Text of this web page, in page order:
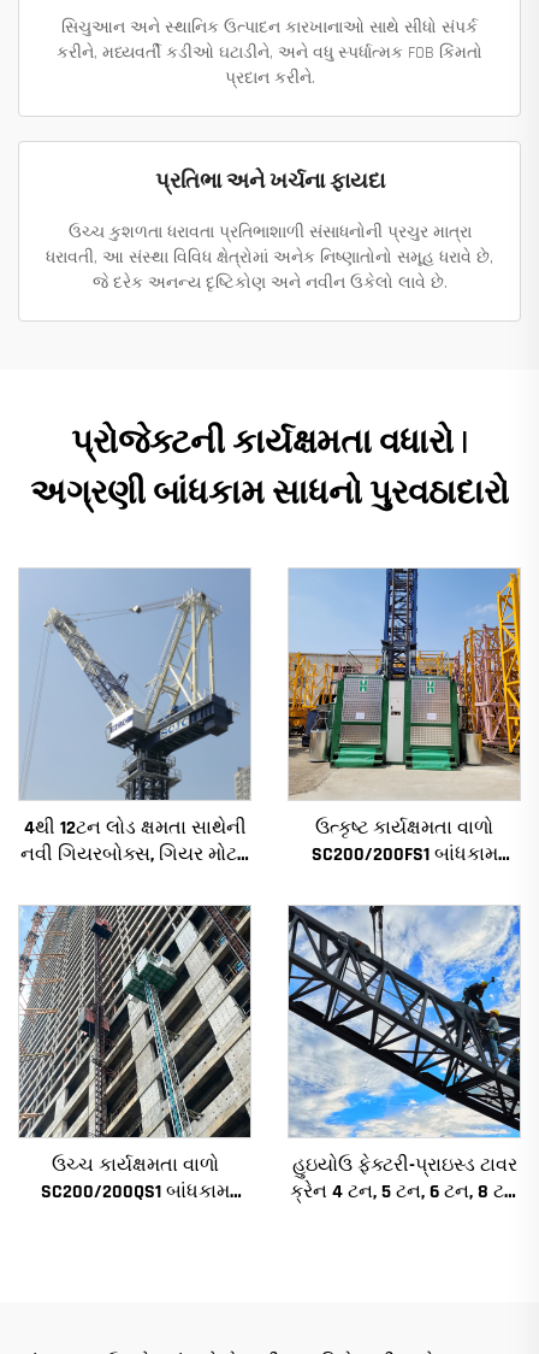
સિચુઆન અને સ્થાનિક ઉત્પાદન કારખાનાઓ સાથે સીધો સંપર્ક
કરીને, મધ્યવર્તી કડીઓ ઘટાડીને, અને વધુ સ્પર્ધાત્મક FOB કિંમતો
પ્રદાન કરીને.
પ્રતિભા અને ખર્ચના ફાયદા
ઉચ્ચ કુશળતા ધરાવતા પ્રતિભાશાળી સંસાધનોની પ્રચુર માત્રા
ધરાવતી, આ સંસ્થા વિવિધ ક્ષેત્રોમાં અનેક નિષ્ણાતોનો સમૂહ ધરાવે છે,
જે દરેક અનન્ય દૃષ્ટિકોણ અને નવીન ઉકેલો લાવે છે.
પ્રોજેક્ટની કાર્યક્ષમતા વધારો |
અગ્રણી બાંધકામ સાધનો પુરવઠાદારો
4થી 12ટન લોડ ક્ષમતા સાથેની
નવી ગિયરબોક્સ, ગિયર મોટર,
ટાવર ક્રેન
ઉત્કૃષ્ટ કાર્યક્ષમતા વાળો
SC200/200FS1 બાંધકામ
લિફ્ટ શાફ્ટ માટે આલ્જેરિયા
માટે
ઉચ્ચ કાર્યક્ષમતા વાળો
SC200/200QS1 બાંધકામ
હુઇયોઉ ફેક્ટરી-પ્રાઇસ્ડ ટાવર
ક્રેન 4 ટન, 5 ટન, 6 ટન, 8 ટન